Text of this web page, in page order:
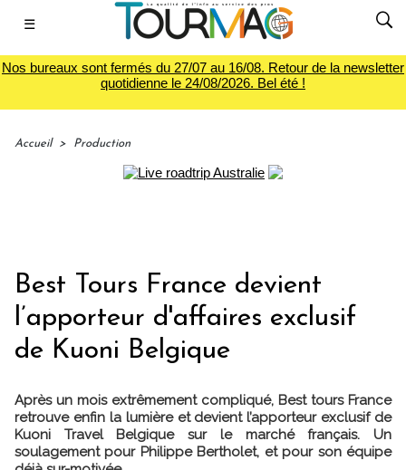
☰
Nos bureaux sont fermés du 27/07 au 16/08. Retour de la newsletter
quotidienne le 24/08/2026. Bel été !
Accueil > Production
Best Tours France devient
l’apporteur d'affaires exclusif
de Kuoni Belgique
Après un mois extrêmement compliqué, Best tours France
retrouve enfin la lumière et devient l’apporteur exclusif de
Kuoni Travel Belgique sur le marché français. Un
soulagement pour Philippe Bertholet, et pour son équipe